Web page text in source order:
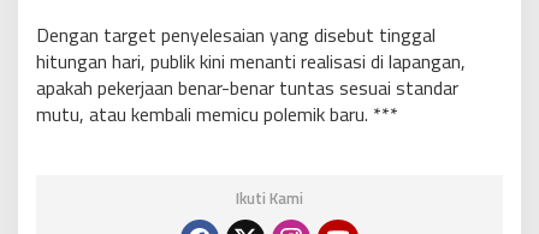
Dengan target penyelesaian yang disebut tinggal
hitungan hari, publik kini menanti realisasi di lapangan,
apakah pekerjaan benar-benar tuntas sesuai standar
mutu, atau kembali memicu polemik baru. ***
Ikuti Kami